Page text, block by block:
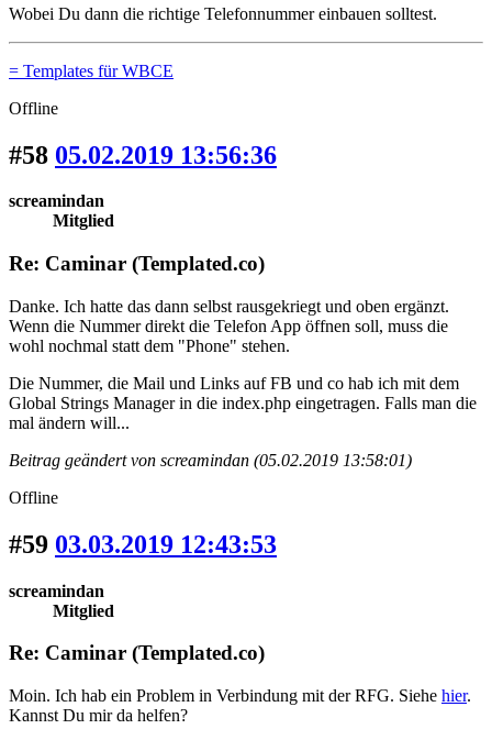
Wobei Du dann die richtige Telefonnummer einbauen solltest.
= Templates für WBCE
Offline
#58 05.02.2019 13:56:36
screamindan
Mitglied
Re: Caminar (Templated.co)
Danke. Ich hatte das dann selbst rausgekriegt und oben ergänzt.
Wenn die Nummer direkt die Telefon App öffnen soll, muss die
wohl nochmal statt dem "Phone" stehen.
Die Nummer, die Mail und Links auf FB und co hab ich mit dem
Global Strings Manager in die index.php eingetragen. Falls man die
mal ändern will...
Beitrag geändert von screamindan (05.02.2019 13:58:01)
Offline
#59 03.03.2019 12:43:53
screamindan
Mitglied
Re: Caminar (Templated.co)
Moin. Ich hab ein Problem in Verbindung mit der RFG. Siehe hier.
Kannst Du mir da helfen?